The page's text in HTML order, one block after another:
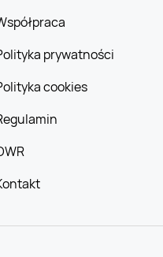
prywatności
cookies